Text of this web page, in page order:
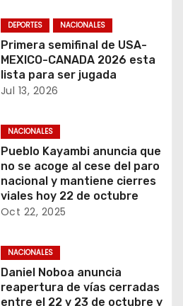
DEPORTES NACIONALES
Primera semifinal de USA-
MEXICO-CANADA 2026 esta
lista para ser jugada
Jul 13, 2026
NACIONALES
Pueblo Kayambi anuncia que
no se acoge al cese del paro
nacional y mantiene cierres
viales hoy 22 de octubre
Oct 22, 2025
NACIONALES
Daniel Noboa anuncia
reapertura de vías cerradas
entre el 22 y 23 de octubre y